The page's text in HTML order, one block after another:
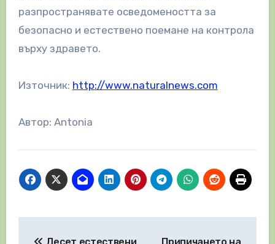
разпространявате осведомеността за
безопасно и естествено поемане на контрола
върху здравето.
Източник: http://www.naturalnews.com
Автор: Antonia